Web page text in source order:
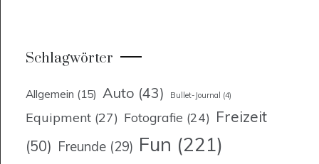
Schlagwörter
Allgemein (15) Auto (43) Bullet-Journal (4)
Equipment (27) Fotografie (24) Freizeit
(50) Freunde (29) Fun (221)